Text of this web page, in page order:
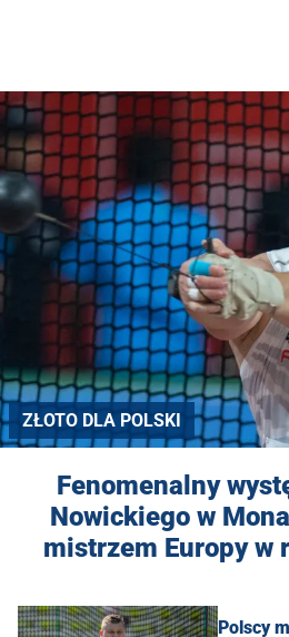
ZŁOTO DLA POLSKI
Fenomenalny
Nowickiego w
mistrzem Europy w
Polscy